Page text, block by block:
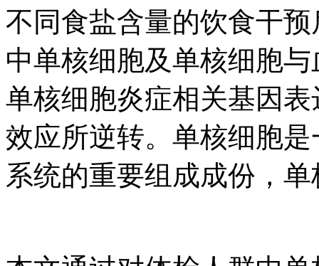
不同食盐含量的饮食干
中单核细胞及单核细胞
单核细胞炎症相关基因
效应所逆转。单核细胞
系统的重要组成成份，